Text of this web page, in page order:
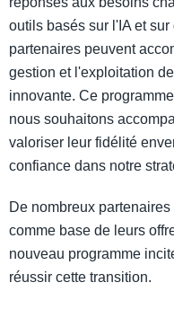
outils basés sur l'IA et
partenaires peuvent
gestion et l'exploitation
innovante. Ce
nous souhaitons
valoriser leur fidélité
confiance dans notre
De nombreux
comme base de leurs
nouveau programme
réussir cette transition.